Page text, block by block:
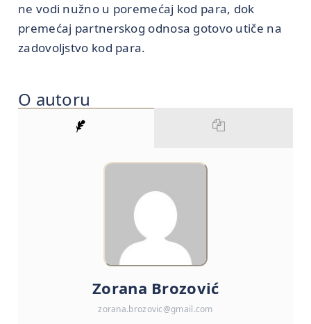
ne vodi nužno u poremećaj kod para, dok
premećaj partnerskog odnosa gotovo utiče na
zadovoljstvo kod para.
O autoru
Zorana Brozović
zorana.brozovic@gmail.com